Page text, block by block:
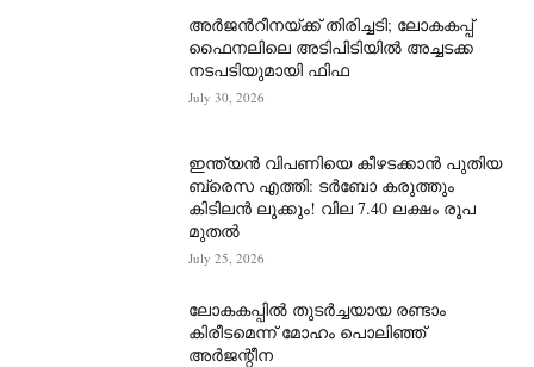
അർജന്‍റീനയ്ക്ക് തിരിച്ചടി; ലോകകപ്പ്
ഫൈനലിലെ അടിപിടിയിൽ അച്ചടക്ക
നടപടിയുമായി ഫിഫ
July 30, 2026
ഇന്ത്യൻ വിപണിയെ കീഴടക്കാന്‍ പുതിയ
ബ്രെസ എത്തി: ടർബോ കരുത്തും
കിടിലൻ ലുക്കും! വില 7.40 ലക്ഷം രൂപ
മുതൽ
July 25, 2026
ലോകകപ്പിൽ തുടർച്ചയായ രണ്ടാം
കിരീടമെന്ന് മോഹം പൊലിഞ്ഞ്
അർ‍ജന്റീന